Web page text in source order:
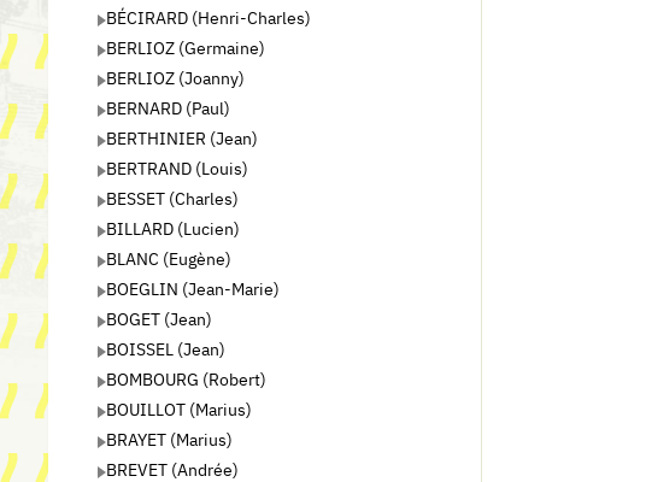
BÉCIRARD (Henri-Charles)
BERLIOZ (Germaine)
BERLIOZ (Joanny)
BERNARD (Paul)
BERTHINIER (Jean)
BERTRAND (Louis)
BESSET (Charles)
BILLARD (Lucien)
BLANC (Eugène)
BOEGLIN (Jean-Marie)
BOGET (Jean)
BOISSEL (Jean)
BOMBOURG (Robert)
BOUILLOT (Marius)
BRAYET (Marius)
BREVET (Andrée)